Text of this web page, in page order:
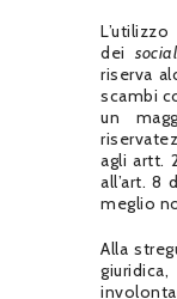
dei
riserva
scambi
un
agli artt.
all’art. 8
meglio
Alla